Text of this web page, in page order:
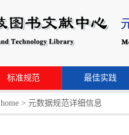
标准规范 最佳实践
home > 元数据规范详细信息